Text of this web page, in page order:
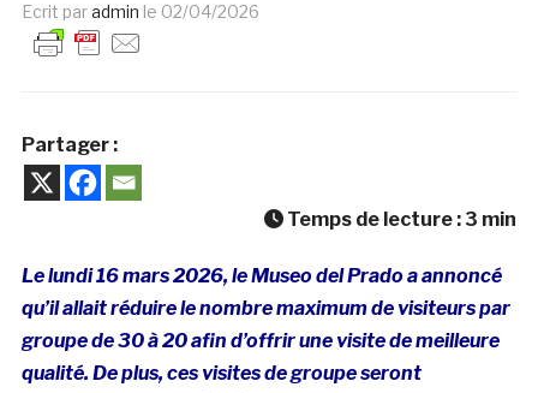
Ecrit paradmin le 02/04/2026
Partager :
Temps de lecture : 3 min
Le lundi 16 mars 2026, le Museo del Prado a annoncé
qu’il allait réduire le nombre maximum de visiteurs par
groupe de 30 à 20 afin d’offrir une visite de meilleure
qualité. De plus, ces visites de groupe seront